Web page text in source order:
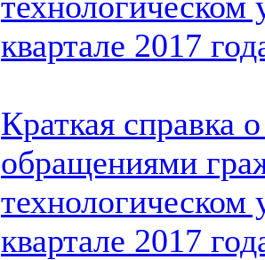
квартале 2017
Краткая справка
обращениями
технологическом
квартале 2017